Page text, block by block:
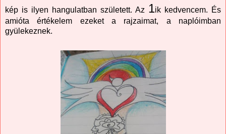
kép is ilyen hangulatban született. Az 1ik kedvencem. És
amióta értékelem ezeket a rajzaimat, a naplóimban
gyülekeznek.